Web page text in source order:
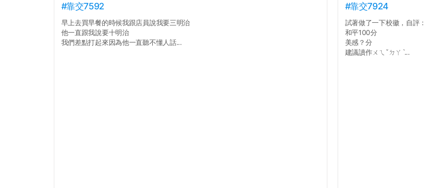
#靠交7592
早上去買早餐的時候我跟店員說我要三明治
他一直跟我說要十明治
我們差點打起來因為他一直聽不懂人話...
#靠交7924
試著做了一下校徽，自評：
和平100分
美感？分
建議讀作ㄨㄟˇㄉㄚˋ...